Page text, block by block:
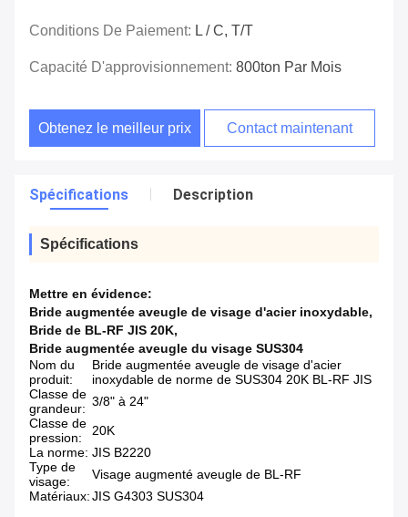
Conditions De Paiement: L / C, T/T
Capacité D'approvisionnement: 800ton Par Mois
Obtenez le meilleur prix Contact maintenant
Spécifications Description
Spécifications
Mettre en évidence:
Bride augmentée aveugle de visage d'acier inoxydable,
Bride de BL-RF JIS 20K,
Bride augmentée aveugle du visage SUS304
Nom du
produit:
Bride augmentée aveugle de visage d'acier
inoxydable de norme de SUS304 20K BL-RF JIS
Classe de
grandeur: 3/8" à 24"
Classe de
pression:
20K
La norme: JIS B2220
Type de
visage:
Visage augmenté aveugle de BL-RF
Matériaux:JIS G4303 SUS304